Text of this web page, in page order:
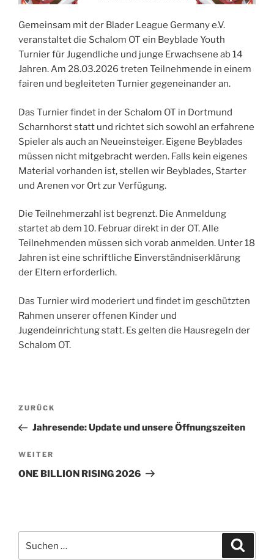
Gemeinsam mit der Blader League Germany e.V.
veranstaltet die Schalom OT ein Beyblade Youth
Turnier für Jugendliche und junge Erwachsene ab 14
Jahren. Am 28.03.2026 treten Teilnehmende in einem
fairen und begleiteten Turnier gegeneinander an.
Das Turnier findet in der Schalom OT in Dortmund
Scharnhorst statt und richtet sich sowohl an erfahrene
Spieler als auch an Neueinsteiger. Eigene Beyblades
müssen nicht mitgebracht werden. Falls kein eigenes
Material vorhanden ist, stellen wir Beyblades, Starter
und Arenen vor Ort zur Verfügung.
Die Teilnehmerzahl ist begrenzt. Die Anmeldung
startet ab dem 10. Februar direkt in der OT. Alle
Teilnehmenden müssen sich vorab anmelden. Unter 18
Jahren ist eine schriftliche Einverständniserklärung
der Eltern erforderlich.
Das Turnier wird moderiert und findet im geschützten
Rahmen unserer offenen Kinder und
Jugendeinrichtung statt. Es gelten die Hausregeln der
Schalom OT.
Beitragsnavigation
Vorheriger
Beitrag
ZURÜCK
Jahresende: Update und unsere Öffnungszeiten
Nächster
Beitrag
WEITER
ONE BILLION RISING 2026
nach: